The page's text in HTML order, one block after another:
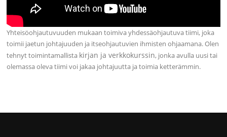
Yhteisöohjautuvuuden mukaan toimiva yhdessäohjautuva tiimi, joka
toimii jaetun johtajuuden ja itseohjautuvien ihmisten ohjaamana. Olen
tehnyt toimintamallista kirjan ja verkkokurssin, jonka avulla uusi tai
olemassa oleva tiimi voi jakaa johtajuutta ja toimia ketterämmin.